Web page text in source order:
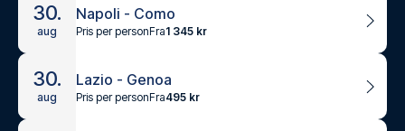
30.
aug
Napoli - Como
Pris per personFra1 345 kr
30.
aug
Lazio - Genoa
Pris per personFra495 kr